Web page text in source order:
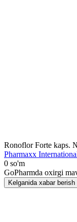
Ronoflor Forte kaps.
Pharmaxx
0 so'm
GoPharmda oxirgi
Kelganida xabar berish